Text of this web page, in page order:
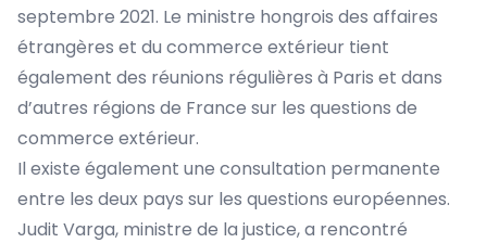
septembre 2021. Le ministre hongrois des affaires
étrangères et du commerce extérieur tient
également des réunions régulières à Paris et dans
d’autres régions de France sur les questions de
commerce extérieur.
Il existe également une consultation permanente
entre les deux pays sur les questions européennes.
Judit Varga, ministre de la justice, a rencontré